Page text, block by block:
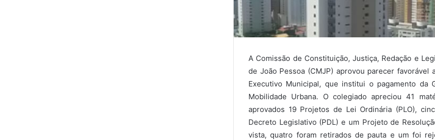
A Comissão de Constituição, Justiça, Redação e
de João Pessoa (CMJP) aprovou parecer
Executivo Municipal, que institui o pagamento da
Mobilidade Urbana. O colegiado apreciou 41
aprovados 19 Projetos de Lei Ordinária (PLO),
Decreto Legislativo (PDL) e um Projeto de
vista, quatro foram retirados de pauta e um foi